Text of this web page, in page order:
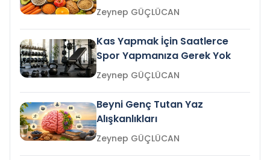
Zeynep GÜÇLÜCAN
Kas Yapmak İçin Saatlerce
Spor Yapmanıza Gerek Yok
Zeynep GÜÇLÜCAN
Beyni Genç Tutan Yaz
Alışkanlıkları
Zeynep GÜÇLÜCAN